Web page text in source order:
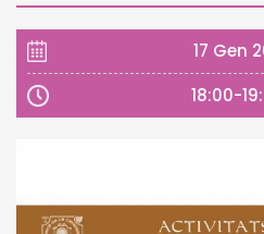
17 Gen
18:00-